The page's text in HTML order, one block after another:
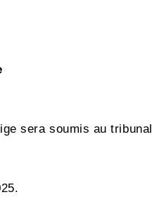
sera soumis au tribunal